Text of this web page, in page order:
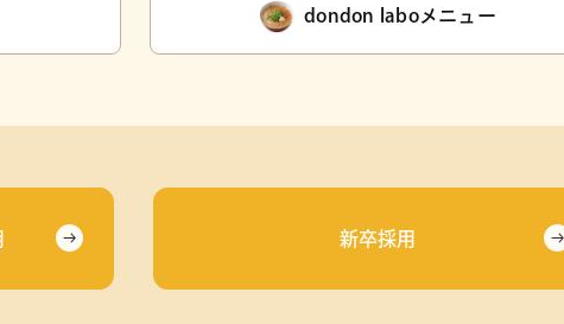
dondon laboメニュー
新卒採用